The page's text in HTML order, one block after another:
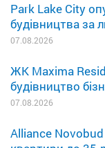
Park Lake City
будівництва за
07.08.2026
ЖК Maxima
будівництво
07.08.2026
Alliance